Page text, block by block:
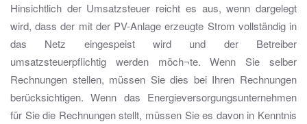
Hinsichtlich der Umsatzsteuer reicht es aus, wenn dargelegt
wird, dass der mit der PV-Anlage erzeugte Strom vollständig in
das Netz eingespeist wird und der Betreiber
umsatzsteuerpflichtig werden möch¬te. Wenn Sie selber
Rechnungen stellen, müssen Sie dies bei Ihren Rechnungen
berücksichtigen. Wenn das Energieversorgungsunternehmen
für Sie die Rechnungen stellt, müssen Sie es davon in Kenntnis